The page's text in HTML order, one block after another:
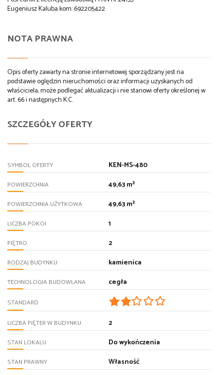
Eugeniusz Kaluba kom: 692205422
NOTA PRAWNA
Opis oferty zawarty na stronie internetowej sporządzany jest na
podstawie oględzin nieruchomości oraz informacji uzyskanych od
właściciela, może podlegać aktualizacji i nie stanowi oferty określonej w
art. 66 i następnych K.C.
SZCZEGÓŁY OFERTY
SYMBOL OFERTY KEN-MS-480
POWIERZCHNIA 49,63 m²
POWIERZCHNIA UŻYTKOWA 49,63 m²
LICZBA POKOI 1
PIĘTRO 2
RODZAJ BUDYNKU kamienica
TECHNOLOGIA BUDOWLANA cegła
STANDARD
LICZBA PIĘTER W BUDYNKU 2
STAN LOKALU Do wykończenia
STAN PRAWNY Własność